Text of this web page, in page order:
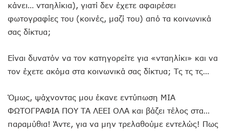
κάνει… νταηλίκια), γιατί δεν έχετε αφαιρέσει
φωτογραφίες του (κοινές, μαζί του) από τα κοινωνικά
σας δίκτυα;
Είναι δυνατόν να τον κατηγορείτε για «νταηλίκι» και να
τον έχετε ακόμα στα κοινωνικά σας δίκτυα; Τς τς τς…
Όμως, ψάχνοντας μου έκανε εντύπωση ΜΙΑ
ΦΩΤΟΓΡΑΦΙΑ ΠΟΥ ΤΑ ΛΕΕΙ ΟΛΑ και βάζει τέλος στα…
παραμύθια! Άντε, για να μην τρελαθούμε εντελώς! Πως